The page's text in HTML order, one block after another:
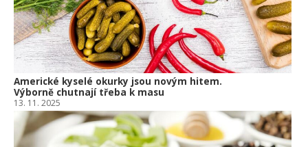
Americké kyselé okurky jsou novým hitem.
Výborně chutnají třeba k masu
13. 11. 2025